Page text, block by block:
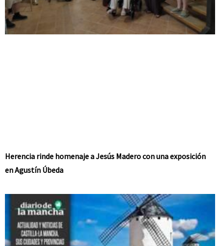
Herencia rinde homenaje a Jesús Madero con una exposición
en Agustín Úbeda